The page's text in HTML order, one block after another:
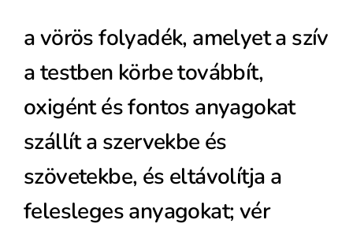
a vörös folyadék, amelyet a szív
a testben körbe továbbít,
oxigént és fontos anyagokat
szállít a szervekbe és
szövetekbe, és eltávolítja a
felesleges anyagokat; vér